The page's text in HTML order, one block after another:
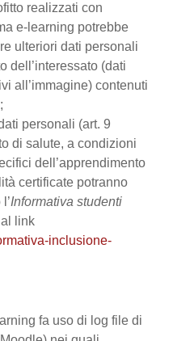
realizzati con
e-learning potrebbe
ulteriori dati personali
dell’interessato (dati
all’immagine) contenuti
personali (art. 9
di salute, a condizioni
dell’apprendimento
certificate potranno
Informativa studenti
link
inclusione-
fa uso di log file di